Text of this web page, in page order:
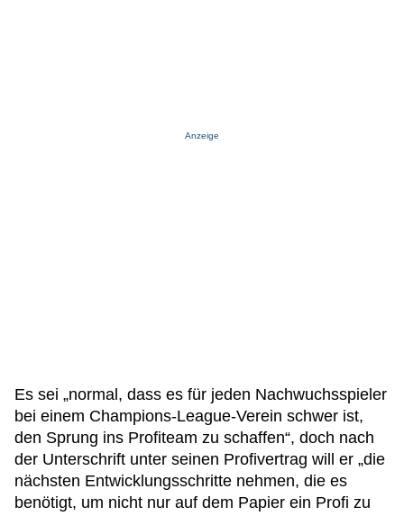
Anzeige
Es sei „normal, dass es für jeden Nachwuchsspieler
bei einem Champions-League-Verein schwer ist,
den Sprung ins Profiteam zu schaffen“, doch nach
der Unterschrift unter seinen Profivertrag will er „die
nächsten Entwicklungsschritte nehmen, die es
benötigt, um nicht nur auf dem Papier ein Profi zu